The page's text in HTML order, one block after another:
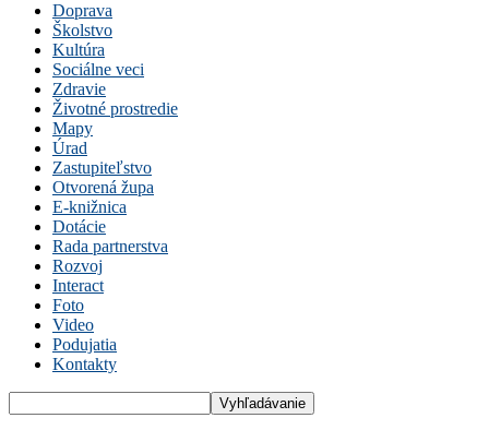
Doprava
Školstvo
Kultúra
Sociálne veci
Zdravie
Životné prostredie
Mapy
Úrad
Zastupiteľstvo
Otvorená župa
E-knižnica
Dotácie
Rada partnerstva
Rozvoj
Interact
Foto
Video
Podujatia
Kontakty